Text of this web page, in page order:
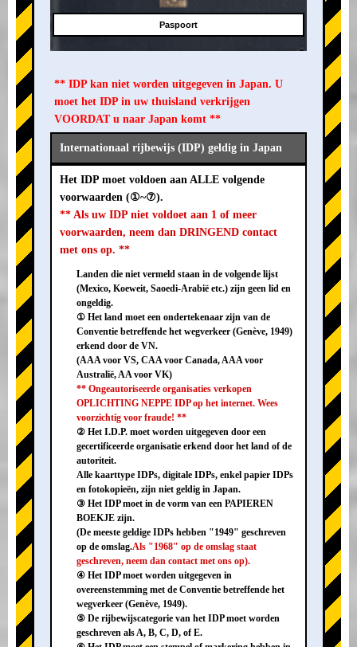
Paspoort
** IDP kan niet worden uitgegeven in Japan. U
moet het IDP in uw thuisland verkrijgen
VOORDAT u naar Japan komt **
Internationaal rijbewijs (IDP) geldig in Japan
Het IDP moet voldoen aan ALLE volgende
voorwaarden (①~⑦).
** Als uw IDP niet voldoet aan 1 of meer
voorwaarden, neem dan DRINGEND contact
met ons op. **
Landen die niet vermeld staan in de volgende lijst
(Mexico, Koeweit, Saoedi-Arabië etc.) zijn geen lid en
ongeldig.
① Het land moet een ondertekenaar zijn van de
Conventie betreffende het wegverkeer (Genève, 1949)
erkend door de VN.
(AAA voor VS, CAA voor Canada, AAA voor
Australië, AA voor VK)
** Ongeautoriseerde organisaties verkopen
OPLICHTING NEPPE IDP op het internet. Wees
voorzichtig voor fraude! **
② Het I.D.P. moet worden uitgegeven door een
gecertificeerde organisatie erkend door het land of de
autoriteit.
Alle kaarttype IDPs, digitale IDPs, enkel papier IDPs
en fotokopieën, zijn niet geldig in Japan.
③ Het IDP moet in de vorm van een PAPIEREN
BOEKJE zijn.
(De meeste geldige IDPs hebben "1949" geschreven
op de omslag.Als "1968" op de omslag staat
geschreven, neem dan contact met ons op).
④ Het IDP moet worden uitgegeven in
overeenstemming met de Conventie betreffende het
wegverkeer (Genève, 1949).
⑤ De rijbewijscategorie van het IDP moet worden
geschreven als A, B, C, D, of E.